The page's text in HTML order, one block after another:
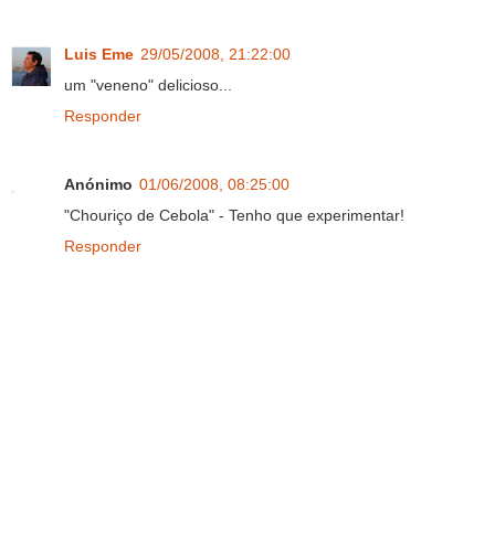
Luis Eme 29/05/2008, 21:22:00
um "veneno" delicioso...
Responder
Anónimo 01/06/2008, 08:25:00
"Chouriço de Cebola" - Tenho que experimentar!
Responder